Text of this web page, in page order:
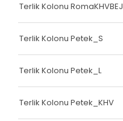
Terlik Kolonu RomaKHVBEJ
Terlik Kolonu Petek_S
Terlik Kolonu Petek_L
Terlik Kolonu Petek_KHV